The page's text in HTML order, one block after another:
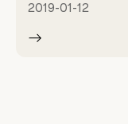
2019-01-12